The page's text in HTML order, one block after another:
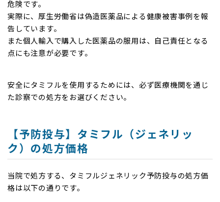
危険です。
実際に、厚生労働省は偽造医薬品による健康被害事例を報
告しています。
また個人輸入で購入した医薬品の服用は、自己責任となる
点にも注意が必要です。
安全にタミフルを使用するためには、必ず医療機関を通じ
た診察での処方をお選びください。
【予防投与】タミフル（ジェネリッ
ク）の処方価格
当院で処方する、タミフルジェネリック予防投与の処方価
格は以下の通りです。